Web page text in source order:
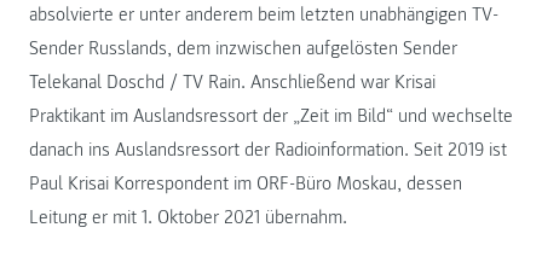
absolvierte er unter anderem beim letzten unabhängigen TV-
Sender Russlands, dem inzwischen aufgelösten Sender
Telekanal Doschd / TV Rain. Anschließend war Krisai
Praktikant im Auslandsressort der „Zeit im Bild“ und wechselte
danach ins Auslandsressort der Radioinformation. Seit 2019 ist
Paul Krisai Korrespondent im ORF-Büro Moskau, dessen
Leitung er mit 1. Oktober 2021 übernahm.